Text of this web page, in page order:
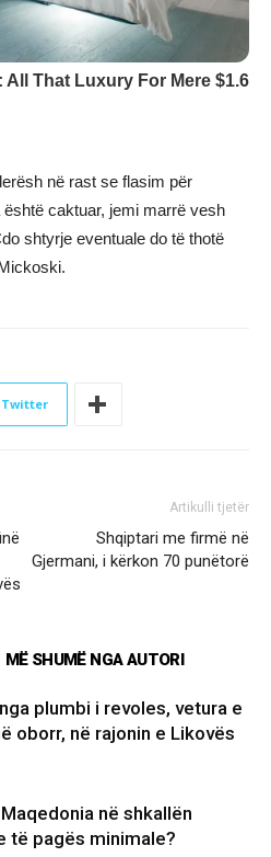
në rast se flasim për
caktuar, jemi marrë vesh
shtyrje eventuale do të thotë
Twitter
Artikulli tjetër
Shqiptari me firmë në
Gjermani, i kërkon 70 punëtorë
MË SHUMË NGA AUTORI
plumbi i revoles, vetura e
oborr, në rajonin e Likovës
në shkallën
të pagës minimale?